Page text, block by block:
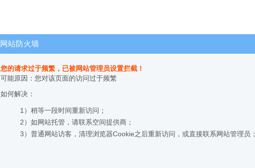
网站防火墙
您的请求过于频繁，已被网站管理员设置拦截！
可能原因：您对该页面的访问过于频繁
如何解决：
1）稍等一段时间重新访问；
2）如网站托管，请联系空间提供商；
3）普通网站访客，清理浏览器Cookie之后重新访问，或直接联系网站管理员；